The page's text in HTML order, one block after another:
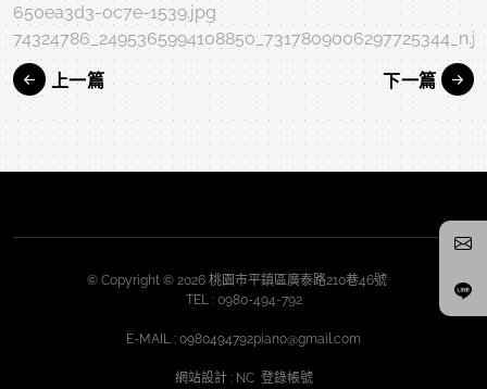
650ea3d3-0c7e-1539.jpg
上一篇 下一篇
© Copyright © 2026 桃園市平鎮區廣泰路210巷46號
TEL : 0980-494-792
E-MAIL : 0980494792piano@gmail.com
網站設計: NC 登錄帳號